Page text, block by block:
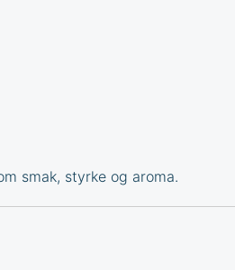
smak, styrke og aroma.